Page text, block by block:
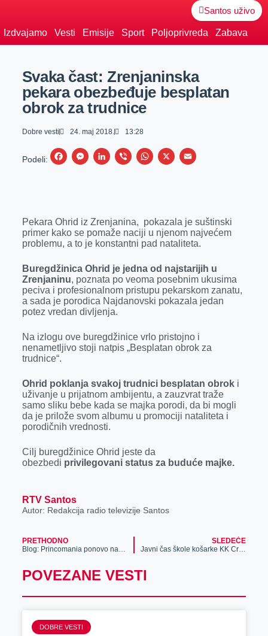
Santos uživo
Izdvajamo Vesti Emisije Sport Poljoprivreda Zabava
Svaka čast: Zrenjaninska
pekara obezbeđuje besplatan
obrok za trudnice
Dobre vesti 24. maj 2018. 13:28
Podeli:
F
b
o
k
M
e
n
e
r
L
e
d
n
V
r
W
s
A
p
X
E
l
Pekara Ohrid iz Zrenjanina, pokazala je suštinski
primer kako se pomaže naciji u njenom najvećem
problemu, a to je konstantni pad nataliteta.
Buregdžinica Ohrid je jedna od najstarijih u
Zrenjaninu, poznata po veoma posebnim ukusima
peciva i profesionalnom pristupu pekarskom zanatu,
a sada je porodica Najdanovski pokazala jedan
potez vredan divljenja.
Na izlogu ove buregdžinice vrlo pristojno i
nenametljivo stoji natpis „Besplatan obrok za
trudnice“.
Ohrid poklanja svakoj trudnici besplatan obroki
uživanje u prijatnom ambijentu, a zauzvrat traže
samo sliku bebe kada se majka porodi, da bi mogli
da je prilože svom albumu u promociji nataliteta i
porodičnih vrednosti.
Cilj buregdžinice Ohrid jeste da
obezbedi privilegovani status za buduće majke.
RTV Santos
Autor: Redakcija radio televizije Santos
PRETHODNO
Blog: Princomania ponovo napada
SLEDEĆE
Javni čas škole košarke KK Crvena Zvezda u Aviv Parku Zrenjanin
POVEZANE VESTI
DOBRE VESTI